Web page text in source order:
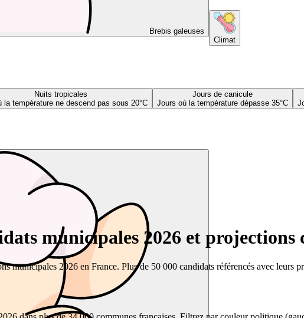
Brebis galeuses
Climat
Nuits tropicales
la température ne descend pas sous 20°C
Jours de canicule
Jours où la température dépasse 35°C
municipales 2026 et projections
municipales 2026 en France. Plus de 50 000 candidats référencés avec leurs